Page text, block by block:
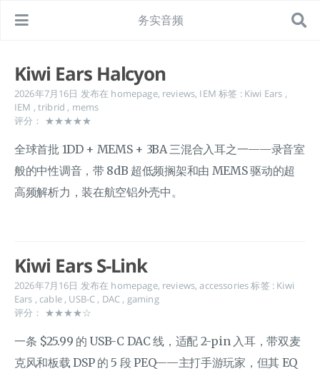
务实音频
Kiwi Ears Halcyon
2026年7月16日 发布在 homepage, reviews, IEM 标签 : Kiwi Ears ,
IEM , tribrid , mems
评分： ★★★★★
全球首批 1DD + MEMS + 3BA 三混合入耳之一——录音室
般的中性调音，带 8dB 超低频搁架和由 MEMS 驱动的超
高频解析力，装在航空铝外壳中。
Kiwi Ears S-Link
2026年7月16日 发布在 homepage, reviews,accessories标签 : Kiwi
Ears , cable , USB-C , DAC , gaming
评分： ★★★★☆
一条 $25.99 的 USB-C DAC 线，适配 2-pin 入耳，带双麦
克风和板载 DSP 的 5 段 PEQ——主打手游玩家，但其 EQ